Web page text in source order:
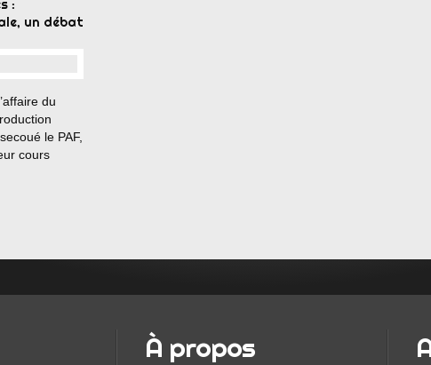
:
un débat
du
le PAF,
cours
La
À propos